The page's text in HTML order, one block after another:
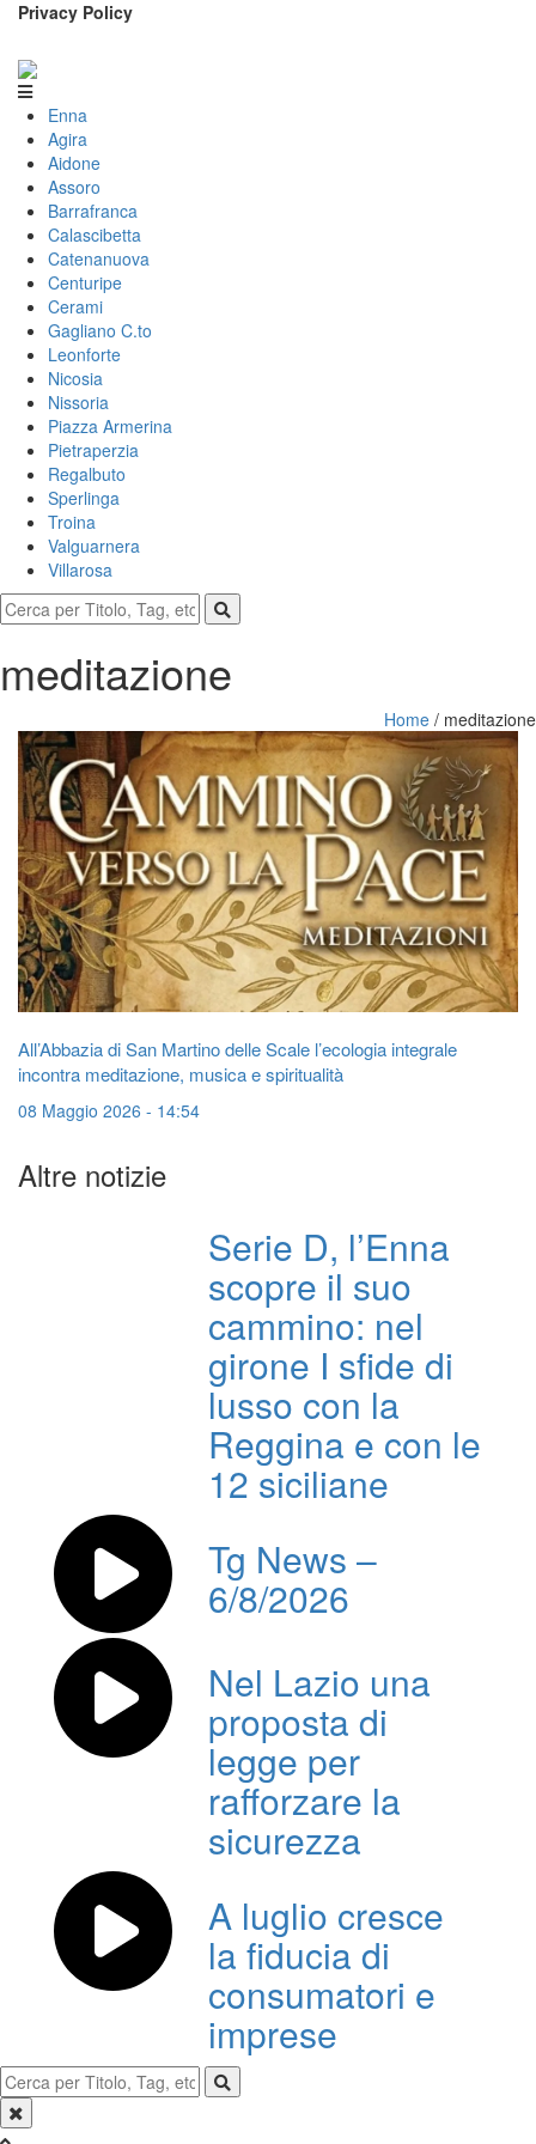
Privacy Policy
Enna
Agira
Aidone
Assoro
Barrafranca
Calascibetta
Catenanuova
Centuripe
Cerami
Gagliano C.to
Leonforte
Nicosia
Nissoria
Piazza Armerina
Pietraperzia
Regalbuto
Sperlinga
Troina
Valguarnera
Villarosa
meditazione
Home / meditazione
All’Abbazia di San Martino delle Scale l’ecologia integrale
incontra meditazione, musica e spiritualità
08 Maggio 2026 - 14:54
Altre notizie
Serie D, l’Enna
scopre il suo
cammino: nel
girone I sfide di
lusso con la
Reggina e con le
12 siciliane
Tg News –
6/8/2026
Nel Lazio una
proposta di
legge per
rafforzare la
sicurezza
A luglio cresce
la fiducia di
consumatori e
imprese